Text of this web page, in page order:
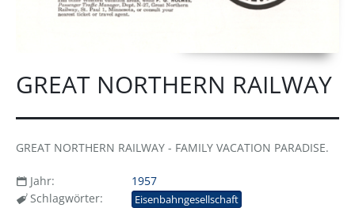
GREAT NORTHERN RAILWAY
GREAT NORTHERN RAILWAY - FAMILY VACATION PARADISE.
Jahr:
1957
Schlagwörter:
Eisenbahngesellschaft